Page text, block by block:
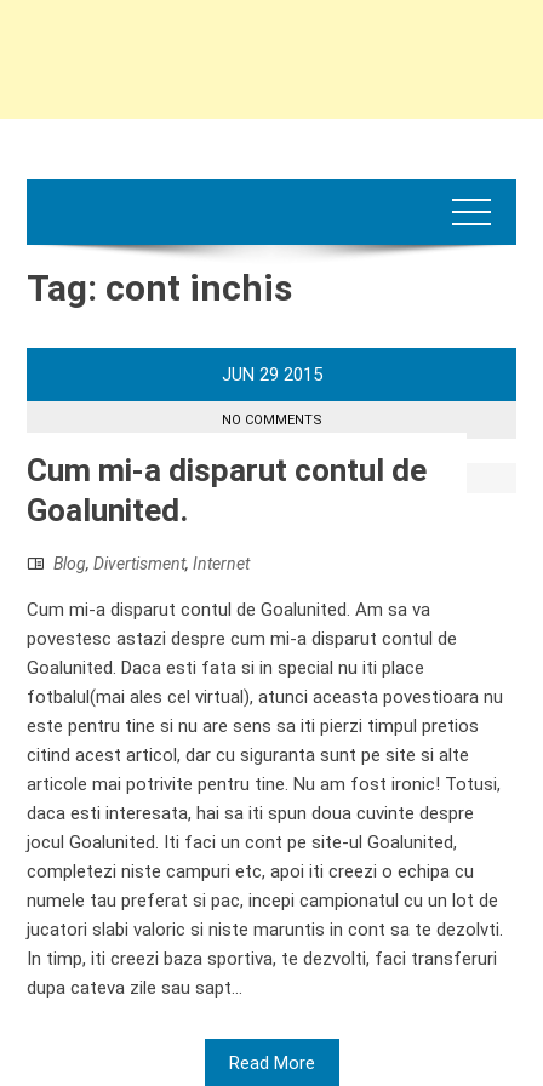
Tag: cont inchis
JUN 29 2015
NO COMMENTS
Cum mi-a disparut contul de
Goalunited.
Blog,Divertisment,Internet
Cum mi-a disparut contul de Goalunited. Am sa va
povestesc astazi despre cum mi-a disparut contul de
Goalunited. Daca esti fata si in special nu iti place
fotbalul(mai ales cel virtual), atunci aceasta povestioara nu
este pentru tine si nu are sens sa iti pierzi timpul pretios
citind acest articol, dar cu siguranta sunt pe site si alte
articole mai potrivite pentru tine. Nu am fost ironic! Totusi,
daca esti interesata, hai sa iti spun doua cuvinte despre
jocul Goalunited. Iti faci un cont pe site-ul Goalunited,
completezi niste campuri etc, apoi iti creezi o echipa cu
numele tau preferat si pac, incepi campionatul cu un lot de
jucatori slabi valoric si niste maruntis in cont sa te dezolvti.
In timp, iti creezi baza sportiva, te dezvolti, faci transferuri
dupa cateva zile sau sapt...
Read More